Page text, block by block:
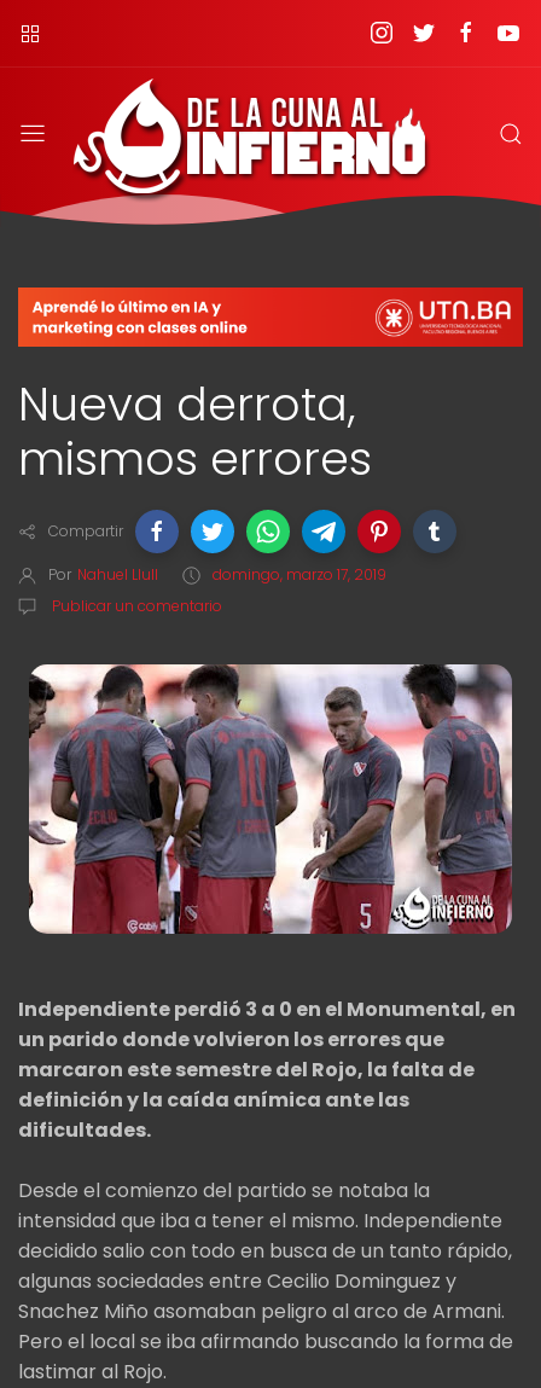
Nueva derrota,
mismos errores
Compartir
Por Nahuel Llull
domingo, marzo 17, 2019
Publicar un comentario
Independiente perdió 3 a 0 en el Monumental, en
un parido donde volvieron los errores que
marcaron este semestre del Rojo, la falta de
definición y la caída anímica ante las
dificultades.
Desde el comienzo del partido se notaba la
intensidad que iba a tener el mismo. Independiente
decidido salio con todo en busca de un tanto rápido,
algunas sociedades entre Cecilio Dominguez y
Snachez Miño asomaban peligro al arco de Armani.
Pero el local se iba afirmando buscando la forma de
lastimar al Rojo.